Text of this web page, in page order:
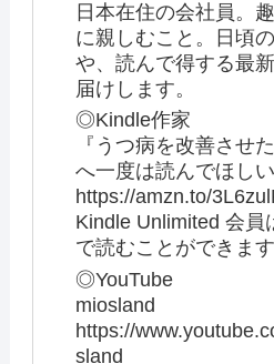
日本在住の会社員。
に親しむこと。日頃
や、読んで得する最
届けします。
◎Kindle作家
『うつ病を改善させ
へ一度は読んでほしい
https://amzn.to/
Kindle Unlimited 会員
で読むことができます
◎YouTube
miosland
https://
sland